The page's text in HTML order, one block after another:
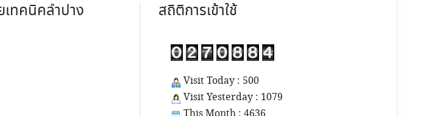
ทคนิคลำปาง สถิติการเข้าใช้
Visit Today : 500
Visit Yesterday : 1079